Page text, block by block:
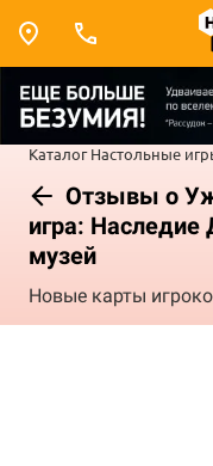
Каталог Настольные
Отзывы о
игра: Наследие
музей
Новые карты